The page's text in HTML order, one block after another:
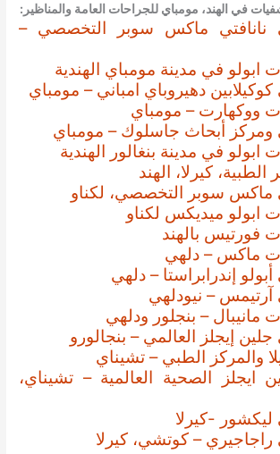
في الهند، مومباي للجراحات العامة والمناظير :
ماكس سوبر التخصصي –
في مدينة مومباي الهندية
دهيروباي امباني – مومباي
ووكهارت – مومباي
أبحاث جاسلوك – مومباي
في مدينة بنغالور الهندية
الطبية، كيرلا، الهند
سوبر التخصصي، لكناو
ابولو ميديكس لكناو
فورتيس بالهند
ماكس – دلهي
إندرابراستا – دلهي
– نيودلهي
مانيبال – بنجلور ودلهي
إيجلز العالمي – بنجالورو
والمركز الطبي – تشيناي
ايجلز الصحية العالمية – تشيناي،
-كيرلا
– كوتشي، كيرلا